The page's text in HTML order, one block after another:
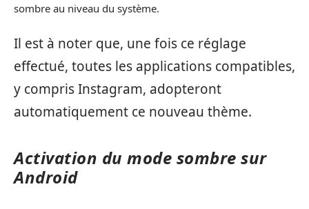
sombre au niveau du système.
Il est à noter que, une fois ce réglage
effectué, toutes les applications compatibles,
y compris Instagram, adopteront
automatiquement ce nouveau thème.
Activation du mode sombre sur
Android